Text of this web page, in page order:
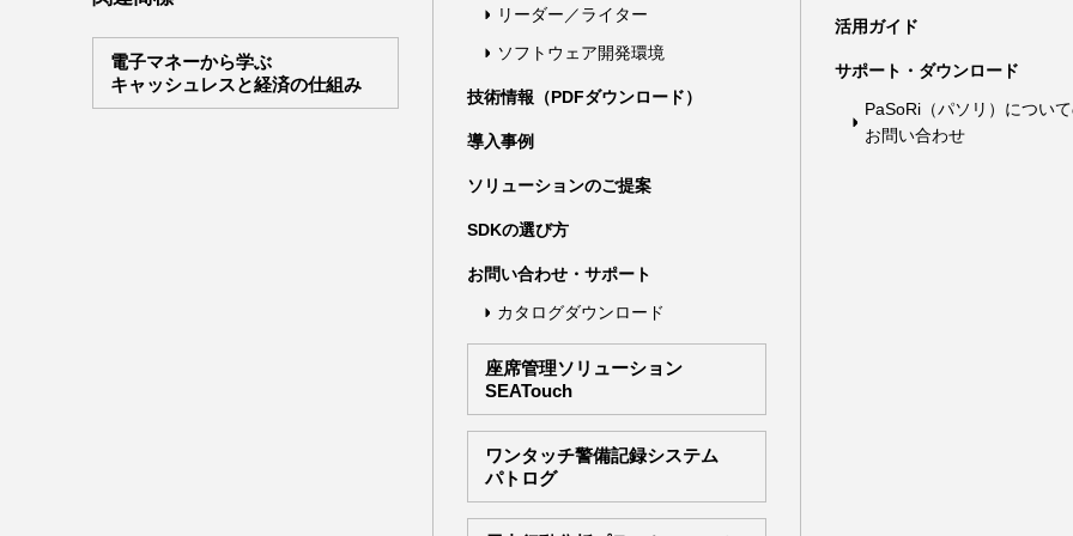
電子マネーから学ぶ
キャッシュレスと経済の仕組み
リーダー／ライター
ソフトウェア開発環境
技術情報（PDFダウンロード）
導入事例
ソリューションのご提案
SDKの選び方
お問い合わせ・サポート
カタログダウンロード
座席管理ソリューション
SEATouch
ワンタッチ警備記録システム
パトログ
活用ガイド
サポート・ダウンロード
PaSoRi（パソリ）につい
お問い合わせ